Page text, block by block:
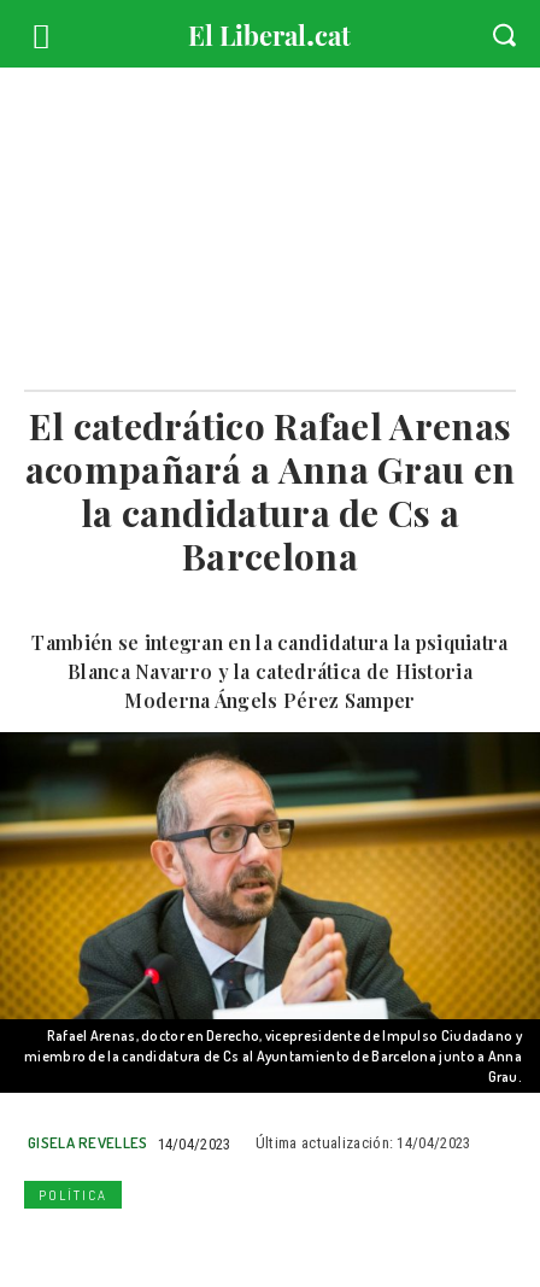
El catedrático Rafael Arenas
acompañará a Anna Grau en
la candidatura de Cs a
Barcelona
También se integran en la candidatura la psiquiatra
Blanca Navarro y la catedrática de Historia
Moderna Ángels Pérez Samper
Rafael Arenas, doctor en Derecho, vicepresidente de Impulso Ciudadano y
miembro de la candidatura de Cs al Ayuntamiento de Barcelona junto a Anna
Grau.
GISELA REVELLES 14/04/2023 Última actualización: 14/04/2023
POLÍTICA